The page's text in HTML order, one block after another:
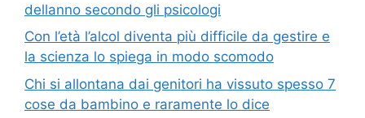
dellanno secondo gli psicologi
Con l’età l’alcol diventa più difficile da gestire e
la scienza lo spiega in modo scomodo
Chi si allontana dai genitori ha vissuto spesso 7
cose da bambino e raramente lo dice